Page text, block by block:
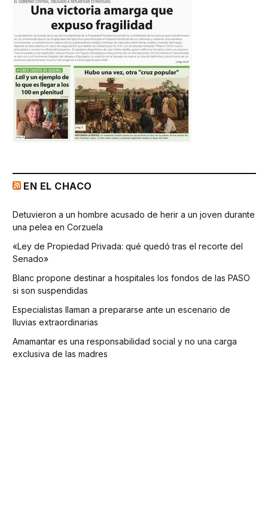
EN EL CHACO
Detuvieron a un hombre acusado de herir a un joven durante
una pelea en Corzuela
«Ley de Propiedad Privada: qué quedó tras el recorte del
Senado»
Blanc propone destinar a hospitales los fondos de las PASO
si son suspendidas
Especialistas llaman a prepararse ante un escenario de
lluvias extraordinarias
Amamantar es una responsabilidad social y no una carga
exclusiva de las madres